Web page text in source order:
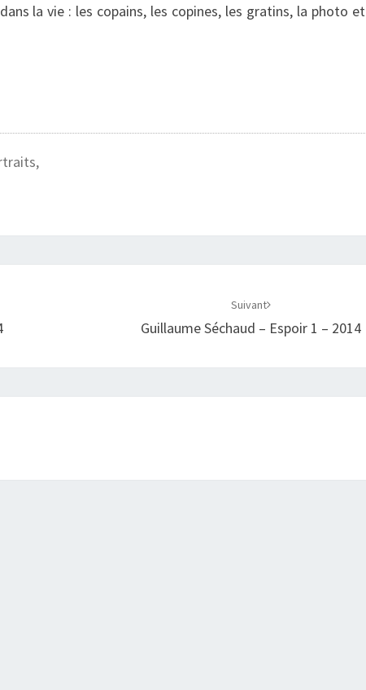
la vie : les copains, les copines, les gratins, la photo et
Suivant
Guillaume Séchaud – Espoir 1 – 2014